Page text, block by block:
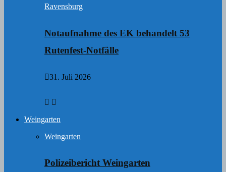
Ravensburg
Notaufnahme des EK behandelt 53
Rutenfest-Notfälle
31. Juli 2026
Weingarten
Weingarten
Polizeibericht Weingarten